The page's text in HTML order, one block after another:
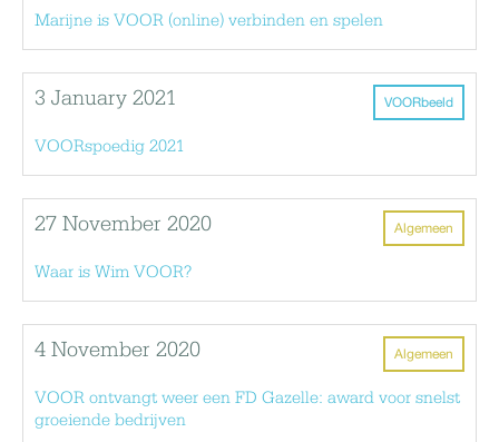
Marijne is VOOR (online) verbinden en spelen
VOORbeeld
3 January 2021
VOORspoedig 2021
Algemeen
27 November 2020
Waar is Wim VOOR?
Algemeen
4 November 2020
VOOR ontvangt weer een FD Gazelle: award voor snelst
groeiende bedrijven